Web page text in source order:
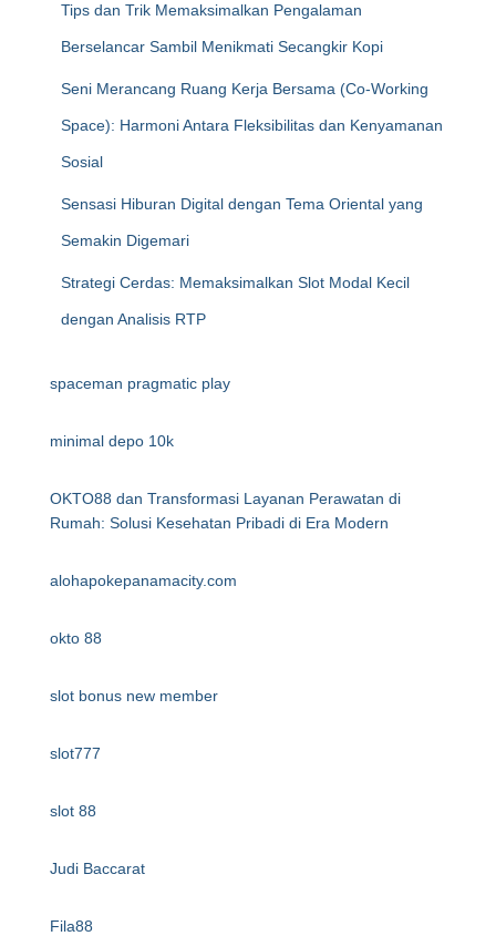
Tips dan Trik Memaksimalkan Pengalaman
Berselancar Sambil Menikmati Secangkir Kopi
Seni Merancang Ruang Kerja Bersama (Co-Working
Space): Harmoni Antara Fleksibilitas dan Kenyamanan
Sosial
Sensasi Hiburan Digital dengan Tema Oriental yang
Semakin Digemari
Strategi Cerdas: Memaksimalkan Slot Modal Kecil
dengan Analisis RTP
spaceman pragmatic play
minimal depo 10k
OKTO88 dan Transformasi Layanan Perawatan di
Rumah: Solusi Kesehatan Pribadi di Era Modern
alohapokepanamacity.com
okto 88
slot bonus new member
slot777
slot 88
Judi Baccarat
Fila88